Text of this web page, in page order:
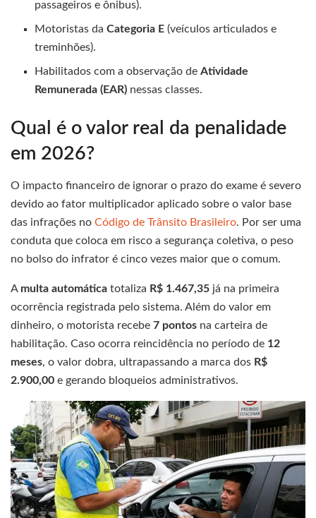
passageiros e ônibus).
Motoristas daCategoria E (veículos articulados e
treminhões).
Habilitados com a observação deAtividade
Remunerada (EAR) nessas classes.
Qual é o valor real da penalidade
em 2026?
O impacto financeiro de ignorar o prazo do exame é severo
devido ao fator multiplicador aplicado sobre o valor base
das infrações no Código de Trânsito Brasileiro. Por ser uma
conduta que coloca em risco a segurança coletiva, o peso
no bolso do infrator é cinco vezes maior que o comum.
A multa automática totaliza R$ 1.467,35 já na primeira
ocorrência registrada pelo sistema. Além do valor em
dinheiro, o motorista recebe 7 pontos na carteira de
habilitação. Caso ocorra reincidência no período de 12
meses, o valor dobra, ultrapassando a marca dos R$
2.900,00 e gerando bloqueios administrativos.